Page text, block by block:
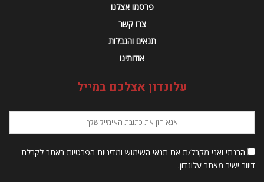
פרסמו אצלנו
צרו קשר
תנאים והגבלות
אודותינו
עלונדון אצלכם במייל
הבנתי ואני מקבל/ת את תנאי השימוש ומדיניות הפרטיות באתר לקבלת
דיוור ישיר מאתר עלונדון.